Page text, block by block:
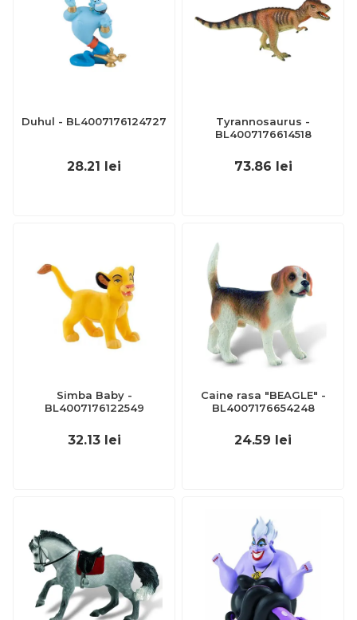
Duhul - BL4007176124727
28.21 lei
Tyrannosaurus -
BL4007176614518
73.86 lei
Simba Baby -
BL4007176122549
32.13 lei
Caine rasa "BEAGLE" -
BL4007176654248
24.59 lei